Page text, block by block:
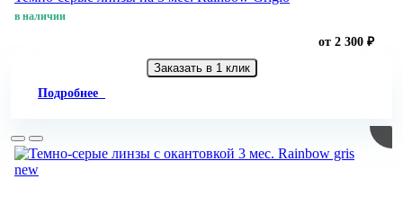
в наличии
от 2 300 ₽
Заказать в 1 клик
Подробнее
new